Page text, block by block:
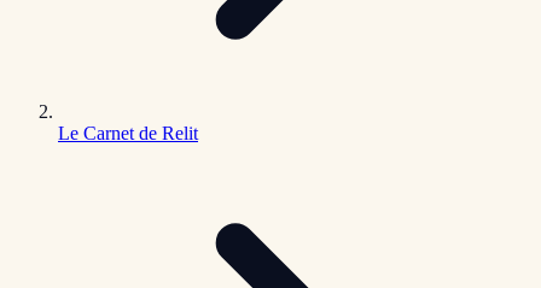
Le Carnet de Relit